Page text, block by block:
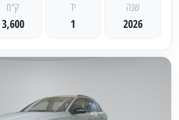
שנה
2026
יד
1
ק״מ
3,600